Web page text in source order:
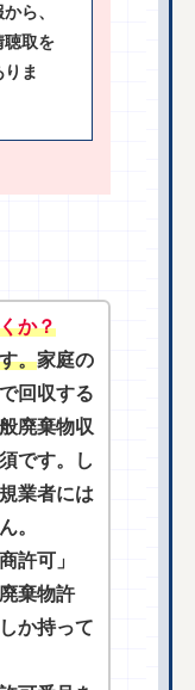
ら、
聴取を
ま
か？
。家庭の
回収する
廃棄物収
です。し
業者には
。
許可」
棄物許
か持って